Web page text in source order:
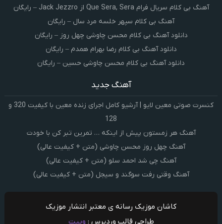
آهنگ بی کلام سریال فرام Que Sera, Sera از Jack Jezzro – رایگان
آهنگ بی کلام سپهر خلسه مرد سال – رایگان
دانلود آهنگ بی کلام محسن چاوشی چهل روز – رایگان
دانلود آهنگ بی کلام رضا بهرام همدم – رایگان
دانلود آهنگ بی کلام محسن چاوشی حسین – رایگان
آهنگ جدید
کنسرت صوتی معین لایو | آرشیو کامل اجرای زنده معین با کیفیت 320 و
128
آهنگ هر زمستون پیش از اینکه … تمرین تبر کن با خودت
آهنگ چهل روز محسن چاوشی (متن + کیفیت عالی)
آهنگ چی شد احمد سلو (متن + کیفیت عالی)
آهنگ وقتی رفت سوگند و سیجل (متن + کیفیت عالی)
کاشان موزیک رسانه ی معتبر انتشار موزیک
طراحی قالب وردپرس : وبیت